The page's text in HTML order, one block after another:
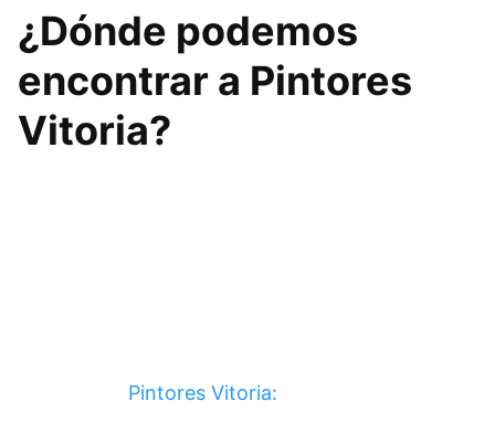
¿Dónde podemos
encontrar a Pintores
Vitoria?
Pintores Vitoria: